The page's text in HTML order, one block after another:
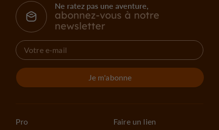
Ne ratez pas une aventure,
abonnez-vous à notre
newsletter
Je m'abonne
Pro Faire un lien